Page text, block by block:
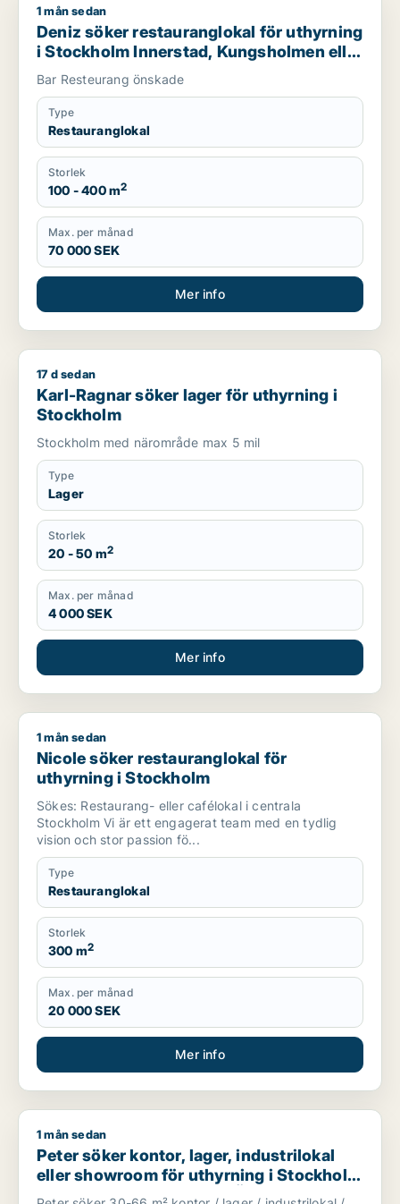
Deniz söker restauranglokal för uthyrning i Stockholm
1 mån sedan
Deniz söker restauranglokal för uthyrning
i Stockholm Innerstad, Kungsholmen eller
Vasastan m.fl.
Bar Resteurang önskade
Type
Restauranglokal
Storlek
100 - 400 m2
Max. per månad
70 000 SEK
Mer info
Karl-Ragnar söker lager för uthyrning i Stockholm
17 d sedan
Karl-Ragnar söker lager för uthyrning i
Stockholm
Stockholm med närområde max 5 mil
Type
Lager
Storlek
20 - 50 m2
Max. per månad
4 000 SEK
Mer info
Nicole söker restauranglokal för uthyrning i Stockholm
1 mån sedan
Nicole söker restauranglokal för
uthyrning i Stockholm
Sökes: Restaurang- eller cafélokal i centrala
Stockholm Vi är ett engagerat team med en tydlig
vision och stor passion fö...
Type
Restauranglokal
Storlek
300 m2
Max. per månad
20 000 SEK
Mer info
Peter söker kontor, lager, industrilokal eller showroom för
1 mån sedan
Peter söker kontor, lager, industrilokal
eller showroom för uthyrning i Stockholm
Innerstad, Vasastan eller Östermalm m.fl.